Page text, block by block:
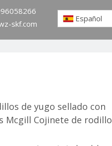
skf.com
Español
de yugo sellado con
Mcgill Cojinete de